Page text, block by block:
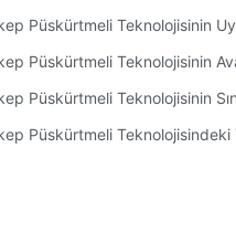
Püskürtmeli Teknolojisinin
Püskürtmeli Teknolojisinin
Püskürtmeli Teknolojisinin
Püskürtmeli Teknolojisindeki